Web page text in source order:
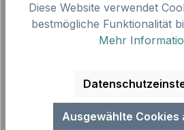
Beschreibung
Gebotszeichen
Gebotszeichens
Diese Website verwendet
bestmögliche Funktionalität
Mehr
Ausgewählte Cookies